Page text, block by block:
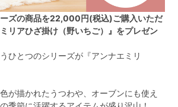
ズの商品を22,000円(税込)ご購入いただ
リアひざ掛け（野いちご）』をプレゼン
ひとつのシリーズが『アンナエミリ
が描かれたうつわや、オーブンにも使え